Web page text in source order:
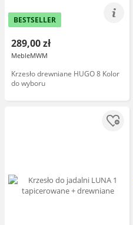
BESTSELLER
289,00 zł
MebleMWM
Krzesło drewniane HUGO 8 Kolor
do wyboru